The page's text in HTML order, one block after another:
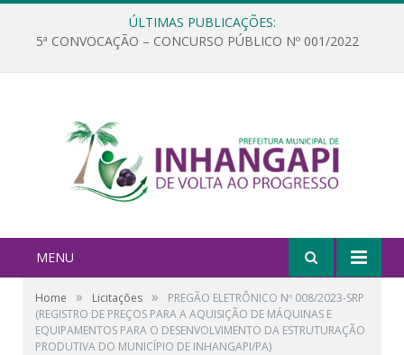
ÚLTIMAS PUBLICAÇÕES:
5ª CONVOCAÇÃO – CONCURSO PÚBLICO Nº 001/2022
MENU
Home » Licitações »
PREGÃO ELETRÔNICO Nº 008/2023-SRP
(REGISTRO DE PREÇOS PARA A AQUISIÇÃO DE MÁQUINAS E
EQUIPAMENTOS PARA O DESENVOLVIMENTO DA ESTRUTURAÇÃO
PRODUTIVA DO MUNICÍPIO DE INHANGAPI/PA)